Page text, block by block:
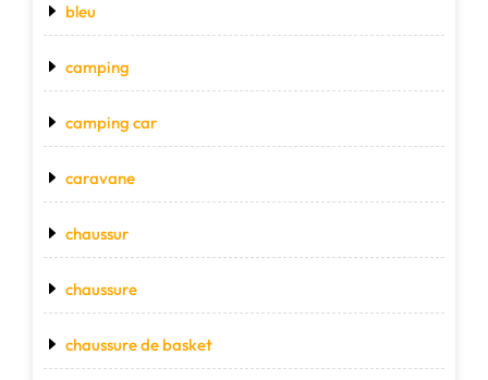
bleu
camping
camping car
caravane
chaussur
chaussure
chaussure de basket